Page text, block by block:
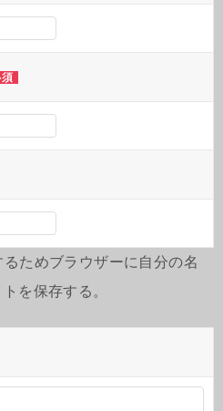
ためブラウザーに自分の名
を保存する。